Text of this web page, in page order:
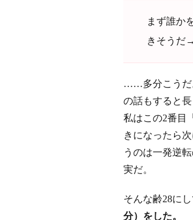
まず誰か
きそうだ
……多分こうだ
の話もすると
私はこの2番目
きになったら
うのは一発逆
実だ。
そんな齢28に
分）をした。